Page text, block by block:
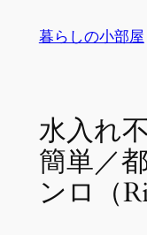
暮らしの小部屋
水入れ
簡単／
ンロ（